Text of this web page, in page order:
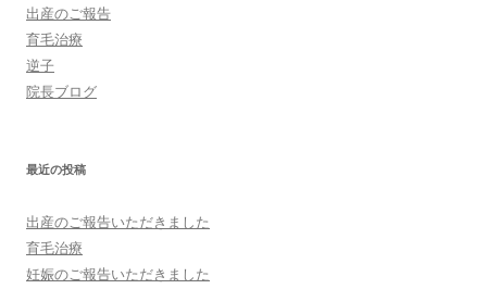
出産のご報告
育毛治療
逆子
院長ブログ
最近の投稿
出産のご報告いただきました
育毛治療
妊娠のご報告いただきました